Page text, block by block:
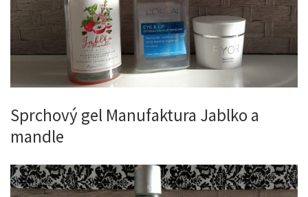
Sprchový gel Manufaktura Jablko a
mandle